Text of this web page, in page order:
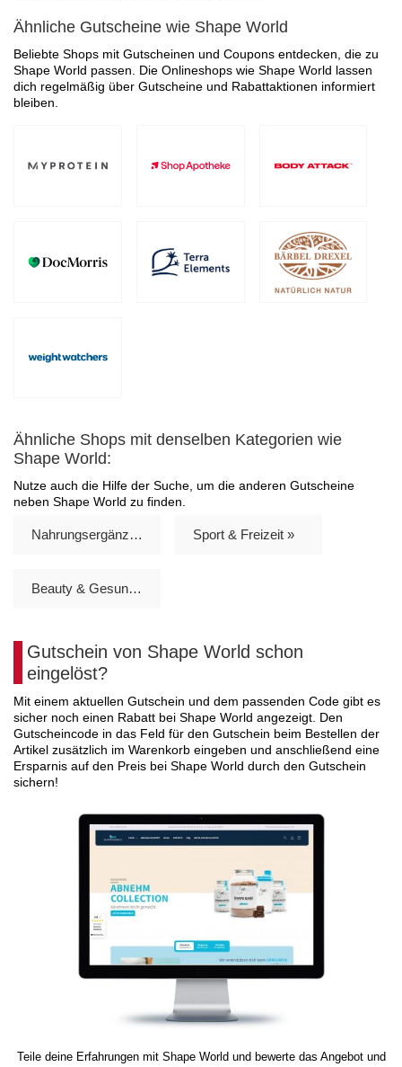
Ähnliche Gutscheine wie Shape World
Beliebte Shops mit Gutscheinen und Coupons entdecken, die zu
Shape World passen. Die Onlineshops wie Shape World lassen
dich regelmäßig über Gutscheine und Rabattaktionen informiert
bleiben.
Ähnliche Shops mit denselben Kategorien wie
Shape World:
Nutze auch die Hilfe der Suche, um die anderen Gutscheine
neben Shape World zu finden.
Nahrungsergänzungsmittel » Sport & Freizeit »
Beauty & Gesundheit »
Gutschein von Shape World schon
eingelöst?
Mit einem aktuellen Gutschein und dem passenden Code gibt es
sicher noch einen Rabatt bei Shape World angezeigt. Den
Gutscheincode in das Feld für den Gutschein beim Bestellen der
Artikel zusätzlich im Warenkorb eingeben und anschließend eine
Ersparnis auf den Preis bei Shape World durch den Gutschein
sichern!
Teile deine Erfahrungen mit Shape World und bewerte das Angebot und